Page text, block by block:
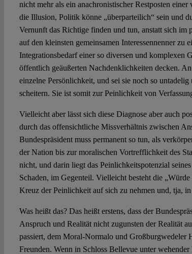
nicht mehr als ein anachronistischer Restposten
die Illusion, Politik könne „überparteilich“ sein und
Vernunft das Richtige finden und tun, anstatt sich
auf den kleinsten gemeinsamen Interessennenner zu
Integrationsbedarf einer so diversen und komplexen
öffentlich geäußerten Nachdenklichkeiten decken.
einzelne Persönlichkeit, und sei sie noch so
scheitern. Sie ist somit zur Peinlichkeit von
Vielleicht aber lässt sich diese Diagnose aber auch
durch das offensichtliche Missverhältnis zwischen
Bundespräsident muss permanent so tun, als
der Nation bis zur moralischen Vortrefflichkeit des
nicht, und darin liegt das Peinlichkeitspotenzial
Schaden, im Gegenteil. Vielleicht besteht die „Würde
Kreuz der Peinlichkeit auf sich zu nehmen und, tja,
Was heißt das? Das heißt erstens, dass der
Anspruch und Realität nicht zugunsten der Realität
passiert, dem Moral-Normalo und Großburgwedeler
Freunden. Wenn in Schloss Bellevue unter